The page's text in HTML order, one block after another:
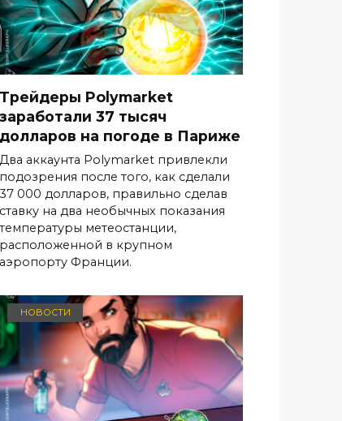
Трейдеры Polymarket
заработали 37 тысяч
долларов на погоде в Париже
Два аккаунта Polymarket привлекли
подозрения после того, как сделали
37 000 долларов, правильно сделав
ставку на два необычных показания
температуры метеостанции,
расположенной в крупном
аэропорту Франции.
НОВОСТИ